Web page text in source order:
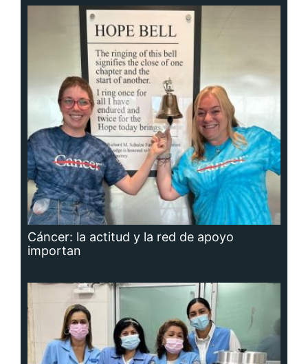
Cáncer: la actitud y la red de apoyo
importan